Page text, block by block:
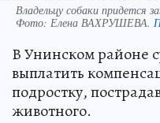
Владельцу собаки придется
Фото: Елена ВАХРУШЕВА.
В Унинском районе
выплатить
подростку,
животного.